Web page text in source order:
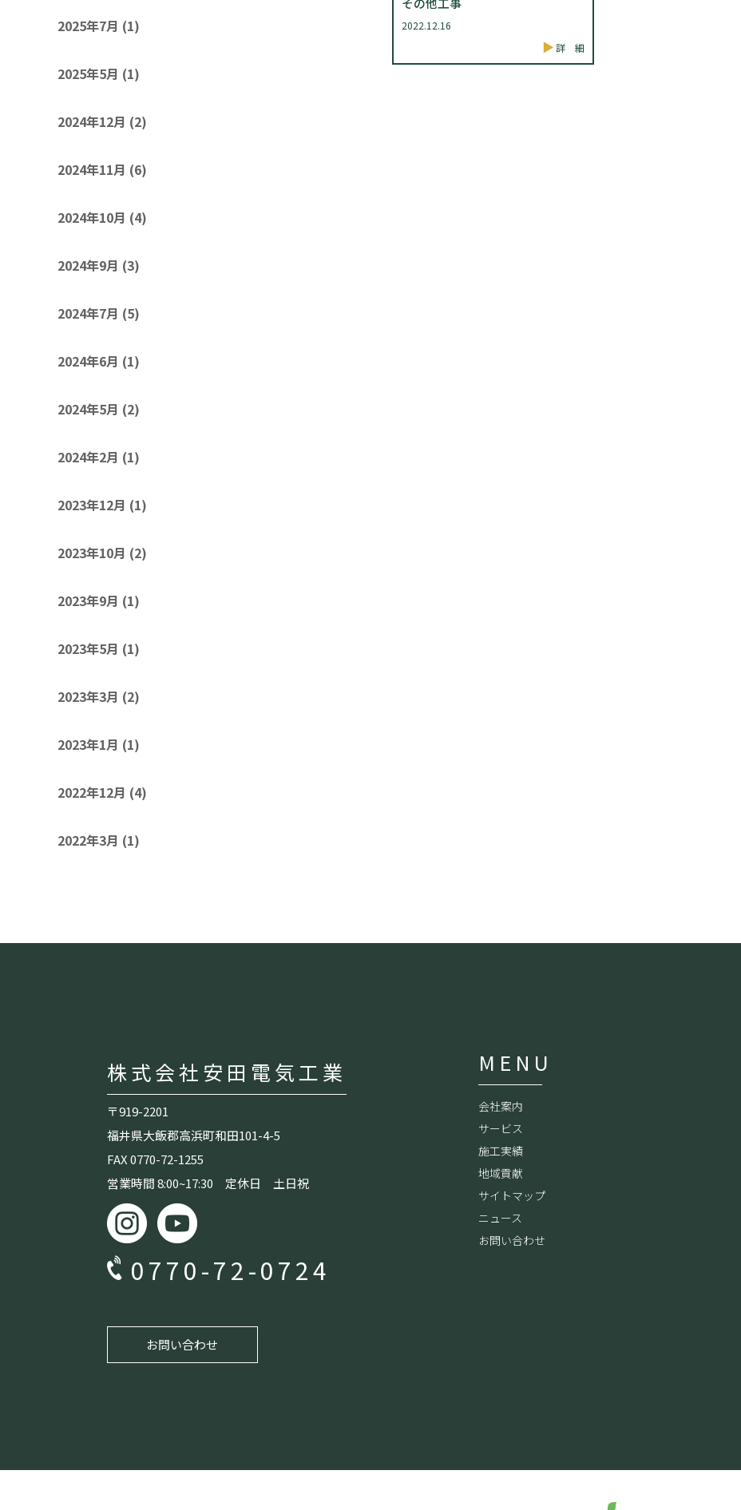
2025年7月 (1)
2025年5月 (1)
2024年12月 (2)
2024年11月 (6)
2024年10月 (4)
2024年9月 (3)
2024年7月 (5)
2024年6月 (1)
2024年5月 (2)
2024年2月 (1)
2023年12月 (1)
2023年10月 (2)
2023年9月 (1)
2023年5月 (1)
2023年3月 (2)
2023年1月 (1)
2022年12月 (4)
2022年3月 (1)
2022.12.16
詳 細
株式会社安田電気工業
〒919-2201
福井県大飯郡高浜町和田101-4-5
FAX 0770-72-1255
営業時間 8:00~17:30 定休日 土日祝
0770-72-0724
お問い合わせ
MENU
会社案内
サービス
施工実績
地域貢献
サイトマップ
ニュース
お問い合わせ